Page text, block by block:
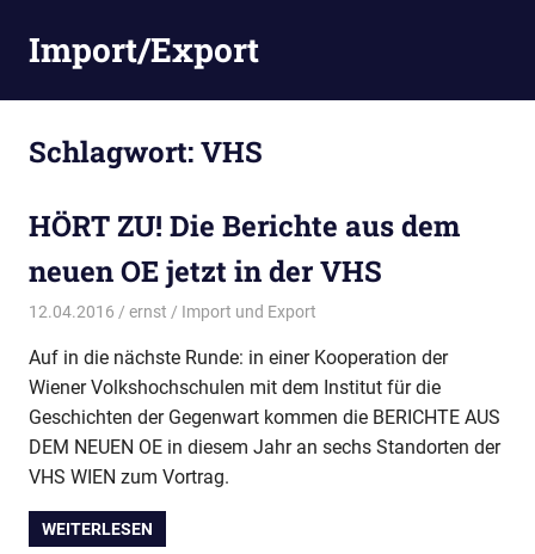
InhaltImport/Export
Schlagwort:VHS
HÖRT ZU! Die Berichte aus dem
neuen OE jetzt in der VHS
12.04.2016 ernst Import und Export
Auf in die nächste Runde: in einer Kooperation der
Wiener Volkshochschulen mit dem Institut für die
Geschichten der Gegenwart kommen die BERICHTE AUS
DEM NEUEN OE in diesem Jahr an sechs Standorten der
VHS WIEN zum Vortrag.
WEITERLESEN